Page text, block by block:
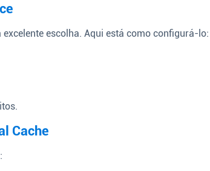
escolha. Aqui está como configurá-lo:
Cache